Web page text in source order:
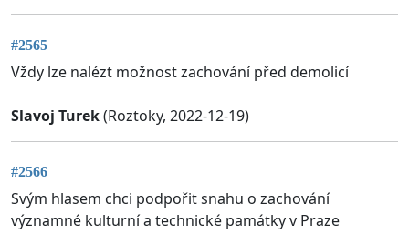
#2565
Vždy lze nalézt možnost zachování před demolicí
Slavoj Turek(Roztoky, 2022-12-19)
#2566
Svým hlasem chci podpořit snahu o zachování
významné kulturní a technické památky v Praze